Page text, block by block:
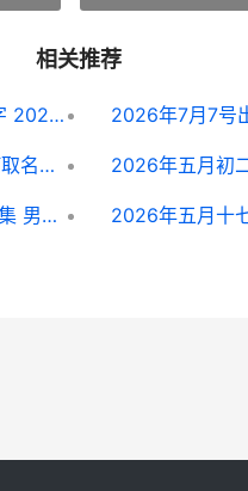
相关推荐
2026年五月十九出生的女宝宝怎么取名字 2026年五月十九日安徽省黄山市歙县马拉松奖牌
2026年4月12号出生的女孩五行缺水如何取名字 2026年4月12号阴历是多少
男宝宝取名：姓马男生豪爽大气的名字锦集 男宝宝取名姓谢两个字大全